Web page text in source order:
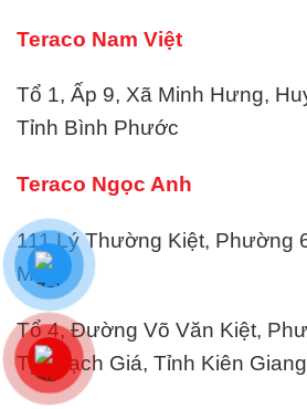
Teraco Nam Việt
Tổ 1, Ấp 9, Xã Minh Hưng,
Tỉnh Bình Phước
Teraco Ngọc Anh
111 Lý Thường Kiệt, Phường
Mau
Tổ 4, Đường Võ Văn Kiệt,
Tp. Rạch Giá, Tỉnh Kiên Giang